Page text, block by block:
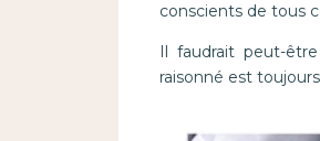
conscients de tous
Il faudrait peut-
raisonné est